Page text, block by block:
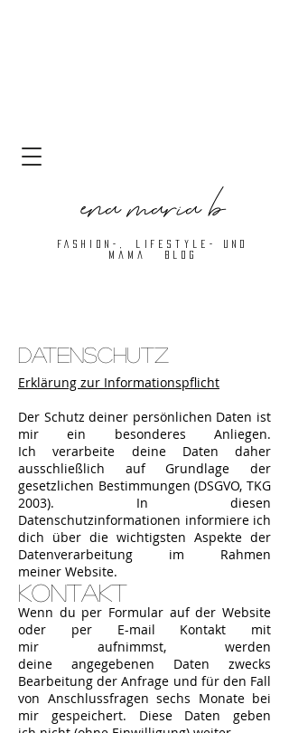
ena maria b
FASHIOn-, LIFESTYLE- Und
Mama BLOG
Datenschutz
Erklärung zur Informationspflicht
Der Schutz deiner persönlichen Daten ist
mir ein besonderes Anliegen.
Ich verarbeite deine Daten daher
ausschließlich auf Grundlage der
gesetzlichen Bestimmungen (DSGVO, TKG
2003). In diesen
Datenschutzinformationen informiere ich
dich über die wichtigsten Aspekte der
Datenverarbeitung im Rahmen
meiner Website.
Kontakt
Wenn du per Formular auf der Website
oder per E-mail Kontakt mit
mir aufnimmst, werden
deine angegebenen Daten zwecks
Bearbeitung der Anfrage und für den Fall
von Anschlussfragen sechs Monate bei
mir gespeichert. Diese Daten geben